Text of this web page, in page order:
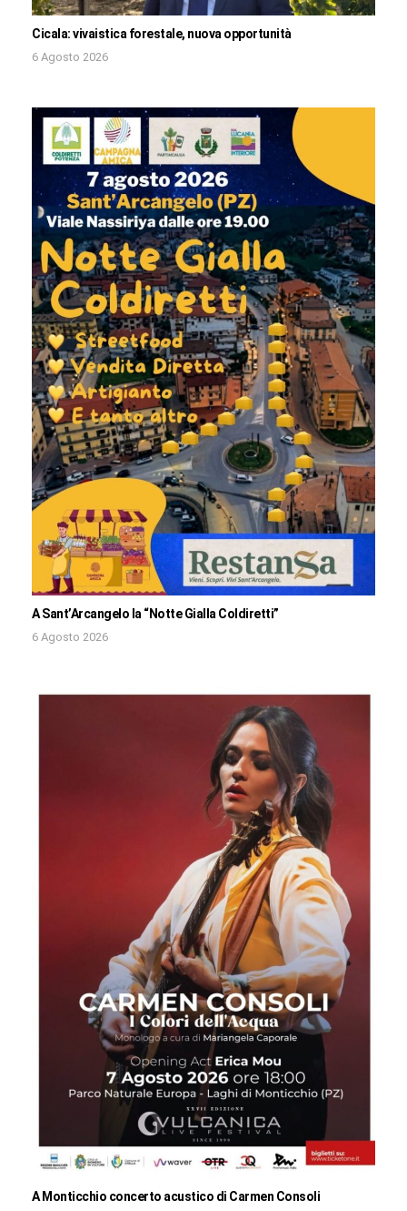
Cicala: vivaistica forestale, nuova opportunità
6 Agosto 2026
A Sant’Arcangelo la “Notte Gialla Coldiretti”
6 Agosto 2026
A Monticchio concerto acustico di Carmen Consoli